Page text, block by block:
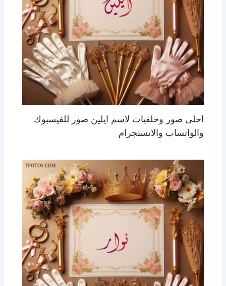
احلى صور وخلفيات لاسم ايلين صور للفيسبوك
والواتساب والانستجرام